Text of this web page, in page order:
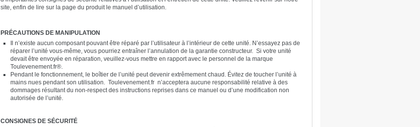
site, enfin de lire sur la page du produit le manuel d’utilisation.
PRÉCAUTIONS DE MANIPULATION
Il n’existe aucun composant pouvant être réparé par l’utilisateur à l’intérieur de cette unité. N’essayez pas de
réparer l’unité vous-même, vous pourriez entraîner l’annulation de la garantie constructeur. Si votre unité
devait être envoyée en réparation, veuillez-vous mettre en rapport avec le personnel de la marque
Toulevenement.fr®.
Pendant le fonctionnement, le boîtier de l’unité peut devenir extrêmement chaud. Évitez de toucher l’unité à
mains nues pendant son utilisation. Toulevenement.fr n’acceptera aucune responsabilité relative à des
dommages résultant du non-respect des instructions reprises dans ce manuel ou d’une modification non
autorisée de l’unité.
CONSIGNES DE SÉCURITÉ